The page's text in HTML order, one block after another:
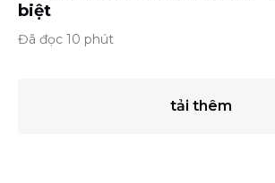
biệt
Đã đọc 10 phút
tải thêm